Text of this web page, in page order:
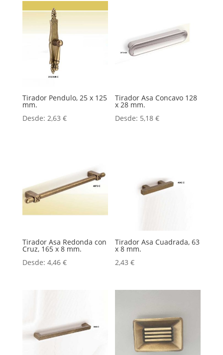
Tirador Pendulo, 25 x 125
mm.
Desde: 2,63 €
Tirador Asa Concavo 128
x 28 mm.
Desde: 5,18€
Tirador Asa Redonda con
Cruz, 165 x 8 mm.
Desde: 4,46 €
Tirador Asa Cuadrada, 63
x 8 mm.
2,43€